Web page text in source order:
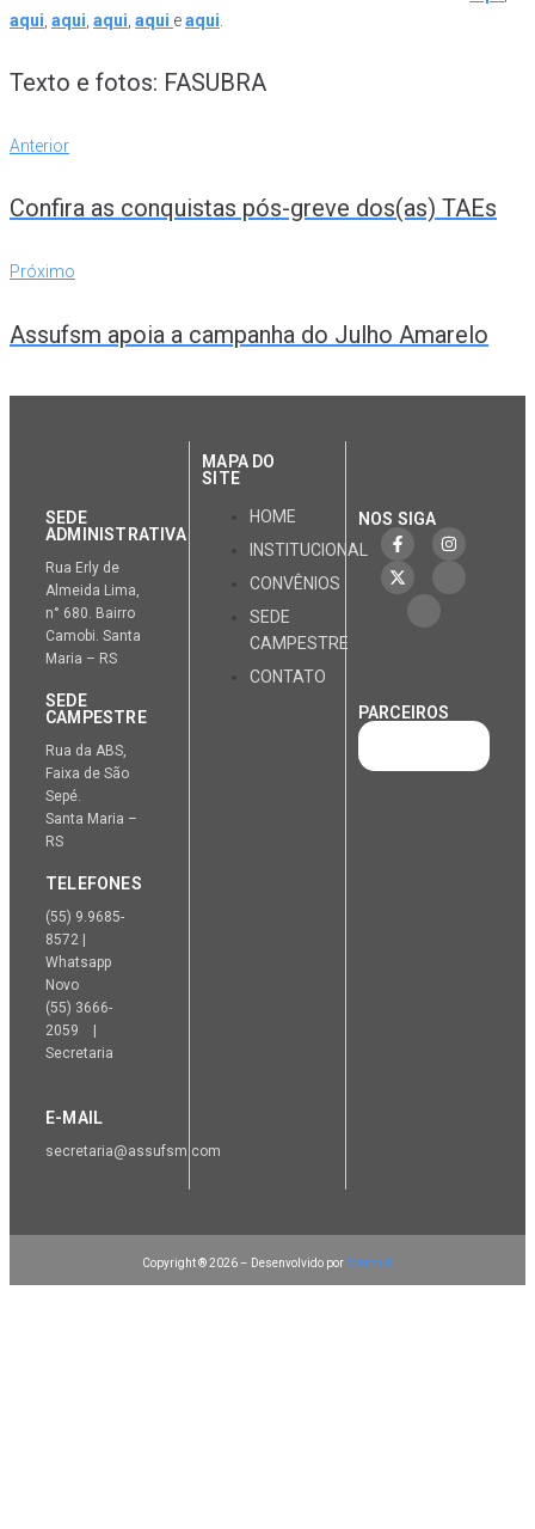
aqui aqui aqui aqui eaqui
Texto e fotos: FASUBRA
Anterior
Confira as conquistas pós-greve dos(as) TAEs
Próximo
Assufsm apoia a campanha do Julho Amarelo
SEDE
ADMINISTRATIVA
Rua Erly de
Almeida Lima,
n° 680. Bairro
Camobi. Santa
Maria – RS
SEDE
CAMPESTRE
Rua da ABS,
Faixa de São
Sepé.
Santa Maria –
RS
TELEFONES
(55) 9.9685-
8572 |
Whatsapp
Novo
(55) 3666-
2059 |
Secretaria
E-MAIL
secretaria@assufsm.com
MAPA DO
SITE
HOME
INSTITUCIONAL
CONVÊNIOS
SEDE
CAMPESTRE
CONTATO
NOS SIGA
PARCEIROS
Copyright ® 2026 – Desenvolvido por Manduá